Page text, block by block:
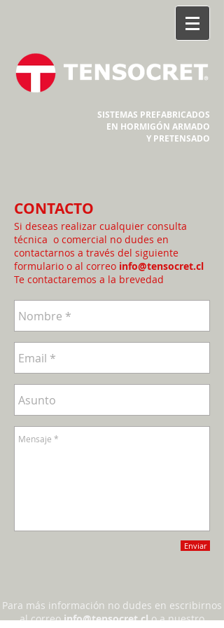
SISTEMAS PREFABRICADOS
EN HORMIGÓN ARMADO
Y PRETENSADO
CONTACTO
Si deseas realizar cualquier consulta
técnica o comercial no dudes en
contactarnos a través del siguiente
formulario o al correo info@tensocret.cl
Te contactaremos a la brevedad
Enviar
Para más información no dudes en escribirnos
al correoinfo@tensocret.clo a nuestro